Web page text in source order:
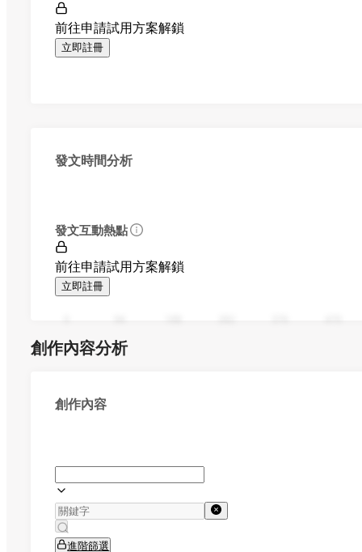
前往申請試用方案解鎖
立即註冊
發文時間分析
發文互動熱點
前往申請試用方案解鎖
立即註冊
創作內容分析
創作內容
進階篩選